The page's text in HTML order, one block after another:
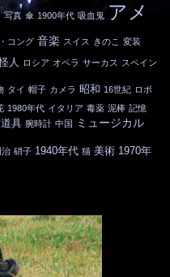
写真 傘 1900年代 吸血鬼 アメ
コング 音楽 スイス きのこ 変装
人 ロシア オペラ サーカス スペイン
タイ 帽子 カメラ 昭和 16世紀 ロボ
1980年代 イタリア 毒薬 泥棒 記憶
具 腕時計 中国 ミュージカル
治 硝子 1940年代 猫 美術 1970年